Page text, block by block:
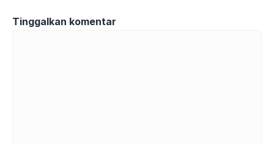
Tinggalkan komentar